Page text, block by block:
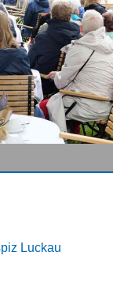
Luckau